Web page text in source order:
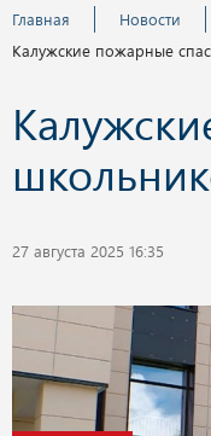
Главная Новости
Калужские пожарные
27 августа 2025 16:35